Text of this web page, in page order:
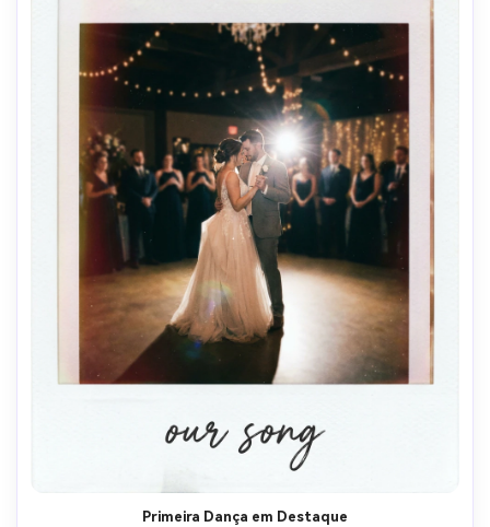
Primeira Dança em Destaque